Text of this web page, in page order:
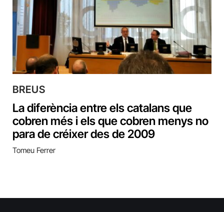
BREUS
La diferència entre els catalans que
cobren més i els que cobren menys no
para de créixer des de 2009
Tomeu Ferrer